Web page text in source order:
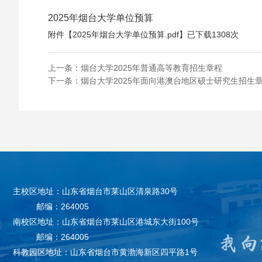
2025年烟台大学单位预算
附件【2025年烟台大学单位预算.pdf】已下载1308次
上一条： 烟台大学2025年普通高等教育招生章程
下一条： 烟台大学2025年面向港澳台地区硕士研究生招生
主校区地址：山东省烟台市莱山区清泉路30号
邮编：264005
南校区地址：山东省烟台市莱山区港城东大街100号
邮编：264005
科教园区地址：山东省烟台市黄渤海新区四平路1号